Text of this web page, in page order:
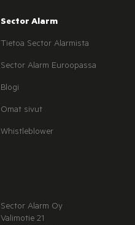
Sector Alarm
Tietoa Sector Alarmista
Sector Alarm Euroopassa
Blogi
Omat sivut
Whistleblower
Sector Alarm Oy
Valimotie 21